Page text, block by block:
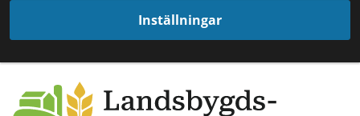
Inställningar